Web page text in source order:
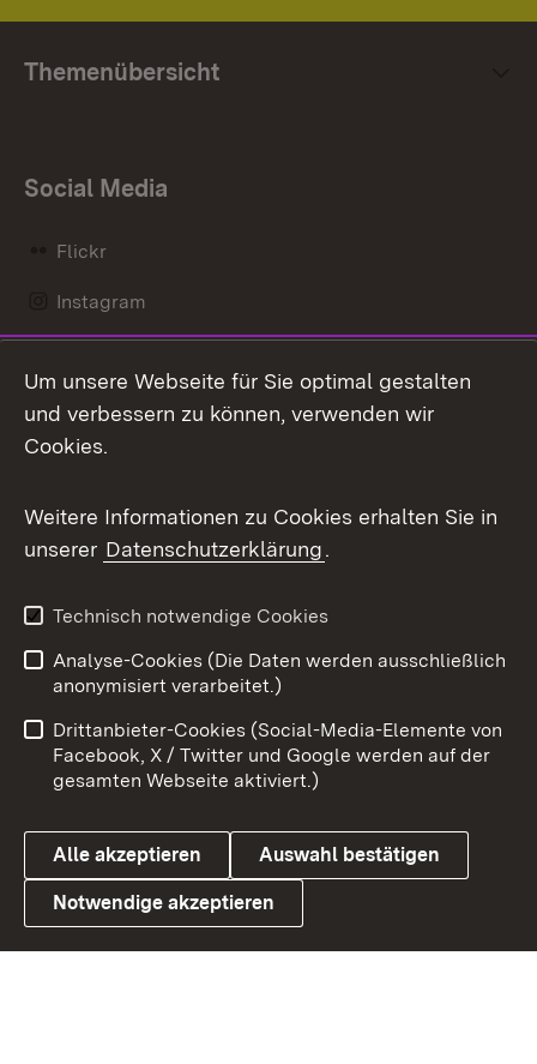
Themenübersicht
Social Media
Flickr
Instagram
Mastodon
Messenger
Social Wall
X / Twitter
Youtube
Link zum Landesportal
Benutzungshinweise
Barrierefreiheit
Datenschutz
Cookies
Um unsere Webseite für Sie optimal gestalten
und verbessern zu können, verwenden wir
Cookies.
Weitere Informationen zu Cookies erhalten Sie in
unserer Datenschutzerklärung.
Technisch notwendige Cookies
Analyse-Cookies (Die Daten werden ausschließlich
anonymisiert verarbeitet.)
Drittanbieter-Cookies (Social-Media-Elemente von
Facebook, X / Twitter und Google werden auf der
gesamten Webseite aktiviert.)
Alle akzeptieren Auswahl bestätigen
Notwendige akzeptieren